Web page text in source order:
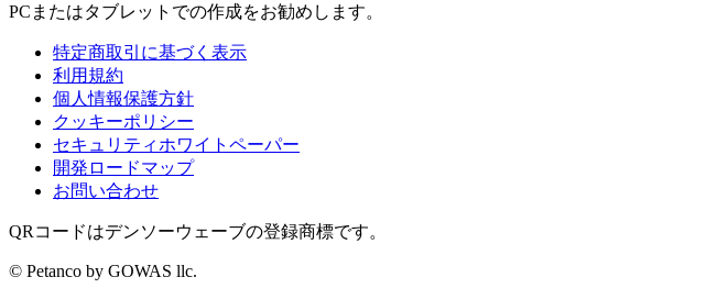
PCまたはタブレットでの作成をお勧めします。
特定商取引に基づく表示
利用規約
個人情報保護方針
クッキーポリシー
セキュリティホワイトペーパー
開発ロードマップ
お問い合わせ
QRコードはデンソーウェーブの登録商標です。
© Petanco by GOWAS llc.